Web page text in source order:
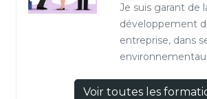
Je suis garant de
développement
entreprise, dans
Voir toutes les